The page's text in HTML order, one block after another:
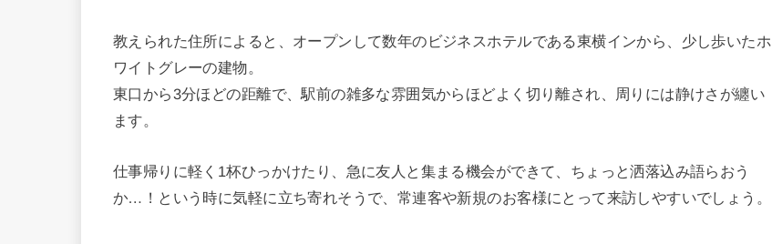
教えられた住所によると、オープンして数年のビジネスホテルである東横インから、少し歩いたホ
ワイトグレーの建物。
東口から3分ほどの距離で、駅前の雑多な雰囲気からほどよく切り離され、周りには静けさが纏い
ます。
仕事帰りに軽く1杯ひっかけたり、急に友人と集まる機会ができて、ちょっと洒落込み語らおう
か…！という時に気軽に立ち寄れそうで、常連客や新規のお客様にとって来訪しやすいでしょう。